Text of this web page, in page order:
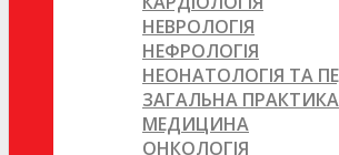
НЕВРОЛОГІЯ
НЕФРОЛОГІЯ
НЕОНАТОЛОГІЯ ТА
ЗАГАЛЬНА
МЕДИЦИНА
ОНКОЛОГІЯ